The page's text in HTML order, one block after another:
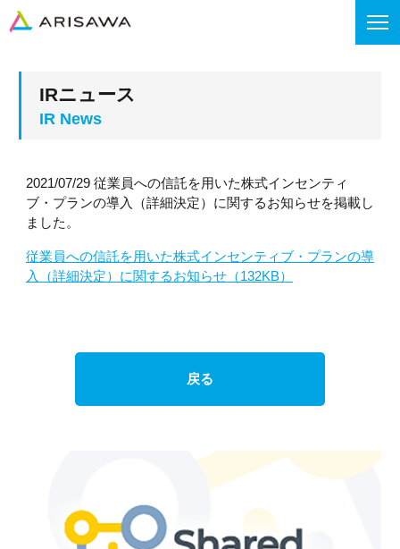
IRニュース
2021/07/29 従業員への信託を用いた株式インセンティ
ブ・プランの導入（詳細決定）に関するお知らせを掲載し
ました。
従業員への信託を用いた株式インセンティブ・プランの導
入（詳細決定）に関するお知らせ（132KB）
戻る